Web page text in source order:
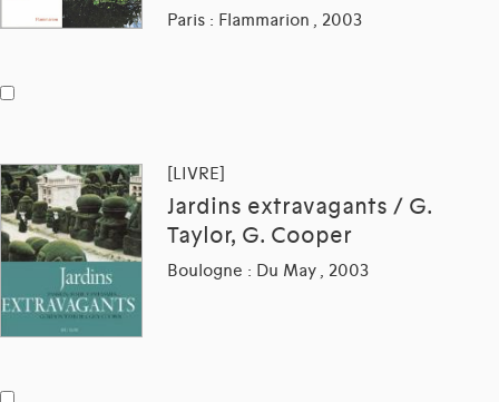
Paris : Flammarion , 2003
[LIVRE]
Jardins extravagants / G.
Taylor, G. Cooper
Boulogne : Du May , 2003